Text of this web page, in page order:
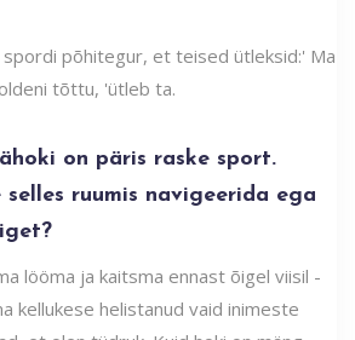
spordi põhitegur, et teised ütleksid:' Ma
tõttu, 'ütleb ta.
on päris raske sport.
selles ruumis navigeerida ega
lööma ja kaitsma ennast õigel viisil -
kellukese helistanud vaid inimeste